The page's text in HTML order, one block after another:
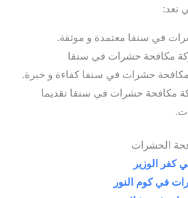
تعد:
في سنفا معتمدة و موثقة.
مكافحة حشرات في سنفا
مكافحة حشرات في سنفا كفاءة و خبرة.
مكافحة حشرات في سنفا تقديما
الحشرات
الوزير
في كوم النور